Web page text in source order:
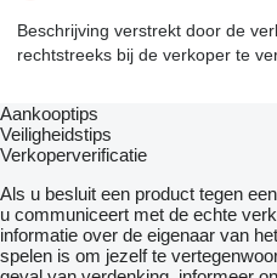
Beschrijving verstrekt door de
rechtstreeks bij de verkoper te
Aankooptips
Veiligheidstips
Verkoperverificatie
Als u besluit een product tegen
u communiceert met de echte
informatie over de eigenaar van
spelen is om jezelf te